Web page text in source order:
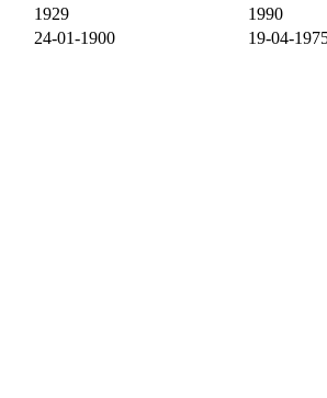
1929 1990
24-01-1900 19-04-